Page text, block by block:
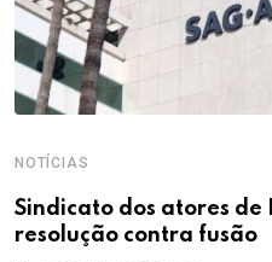
NOTÍCIAS
Sindicato dos atores
resolução contra fusão